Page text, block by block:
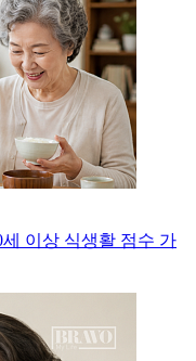
이상 식생활 점수 가